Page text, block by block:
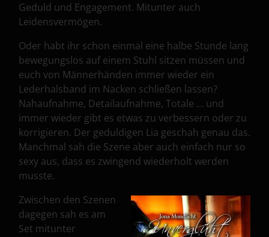
Geduld und Engagement. Mitunter auch
Leidensvermögen.
Oder habt ihr schon einmal eine halbe Stunde lang
bewegungslos auf einem Stuhl sitzen müssen und
euch von Männerhänden immer wieder ein
Lederhalsband im Nacken schließen lassen?
Nahaufnahme, Detailaufnahme, Totale … und
immer wieder gibt es etwas zu verbessern oder zu
korrigieren. Der geduldigen Lia geschah genau das.
Manchmal sah die Szene aber auch einfach nur so
sexy aus, dass es zwingend wiederholt werden
musste.
Zwischen den Szenen
dagegen sah es am
Set mitunter